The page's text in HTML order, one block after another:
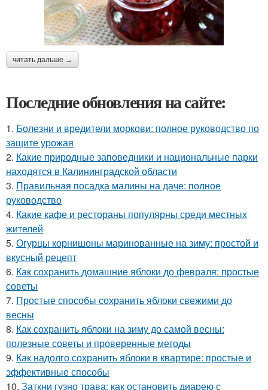
читать дальше →
Последние обновления на сайте:
1. Болезни и вредители моркови: полное руководство по
защите урожая
2. Какие природные заповедники и национальные парки
находятся в Калининградской области
3. Правильная посадка малины на даче: полное
руководство
4. Какие кафе и рестораны популярны среди местных
жителей
5. Огурцы корнишоны маринованные на зиму: простой и
вкусный рецепт
6. Как сохранить домашние яблоки до февраля: простые
советы
7. Простые способы сохранить яблоки свежими до
весны
8. Как сохранить яблоки на зиму до самой весны:
полезные советы и проверенные методы
9. Как надолго сохранить яблоки в квартире: простые и
эффективные способы
10. Заткни гузно трава: как остановить диарею с